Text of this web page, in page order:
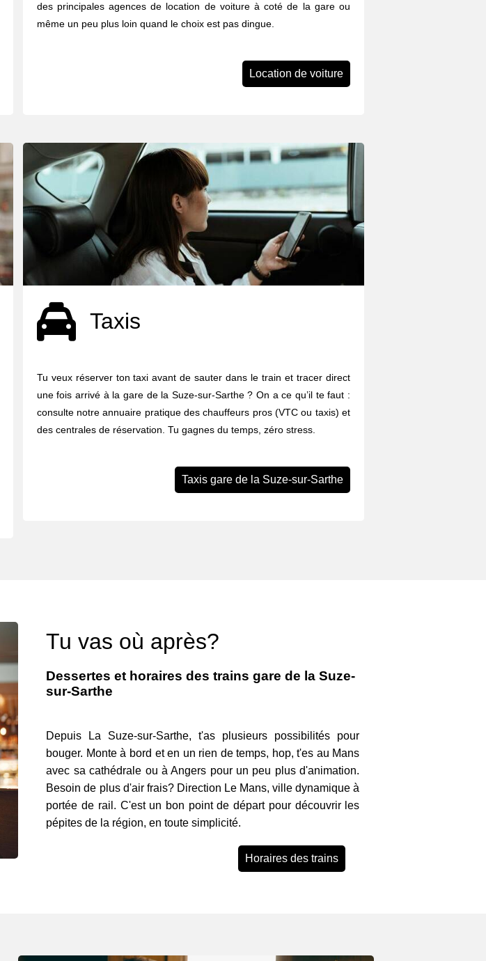
des principales agences de location de voiture à coté de la gare ou
même un peu plus loin quand le choix est pas dingue.
Location de voiture
Taxis
Tu veux réserver ton taxi avant de sauter dans le train et tracer direct
une fois arrivé à la gare de la Suze-sur-Sarthe ? On a ce qu’il te faut :
consulte notre annuaire pratique des chauffeurs pros (VTC ou taxis) et
des centrales de réservation. Tu gagnes du temps, zéro stress.
Taxis gare de la Suze-sur-Sarthe
Tu vas où après?
Dessertes et horaires des trains gare de la Suze-
sur-Sarthe
Depuis La Suze-sur-Sarthe, t'as plusieurs possibilités pour
bouger. Monte à bord et en un rien de temps, hop, t'es au Mans
avec sa cathédrale ou à Angers pour un peu plus d'animation.
Besoin de plus d'air frais? Direction Le Mans, ville dynamique à
portée de rail. C'est un bon point de départ pour découvrir les
pépites de la région, en toute simplicité.
Horaires des trains